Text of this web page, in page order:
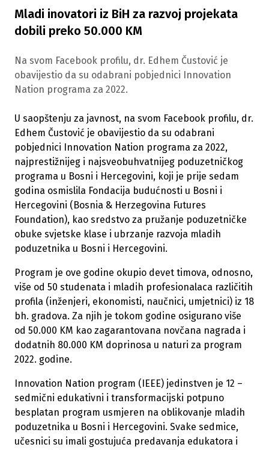
Mladi inovatori iz BiH za razvoj projekata
dobili preko 50.000 KM
Na svom Facebook profilu, dr. Edhem Čustović je
obavijestio da su odabrani pobjednici Innovation
Nation programa za 2022.
U saopštenju za javnost, na svom Facebook profilu, dr.
Edhem Čustović je obavijestio da su odabrani
pobjednici Innovation Nation programa za 2022,
najprestižnijeg i najsveobuhvatnijeg poduzetničkog
programa u Bosni i Hercegovini, koji je prije sedam
godina osmislila Fondacija budućnosti u Bosni i
Hercegovini (Bosnia & Herzegovina Futures
Foundation), kao sredstvo za pružanje poduzetničke
obuke svjetske klase i ubrzanje razvoja mladih
poduzetnika u Bosni i Hercegovini.
Program je ove godine okupio devet timova, odnosno,
više od 50 studenata i mladih profesionalaca različitih
profila (inženjeri, ekonomisti, naučnici, umjetnici) iz 18
bh. gradova. Za njih je tokom godine osigurano više
od 50.000 KM kao zagarantovana novčana nagrada i
dodatnih 80.000 KM doprinosa u naturi za program
2022. godine.
Innovation Nation program (IEEE) jedinstven je 12 –
sedmični edukativni i transformacijski potpuno
besplatan program usmjeren na oblikovanje mladih
poduzetnika u Bosni i Hercegovini. Svake sedmice,
učesnici su imali gostujuća predavanja edukatora i